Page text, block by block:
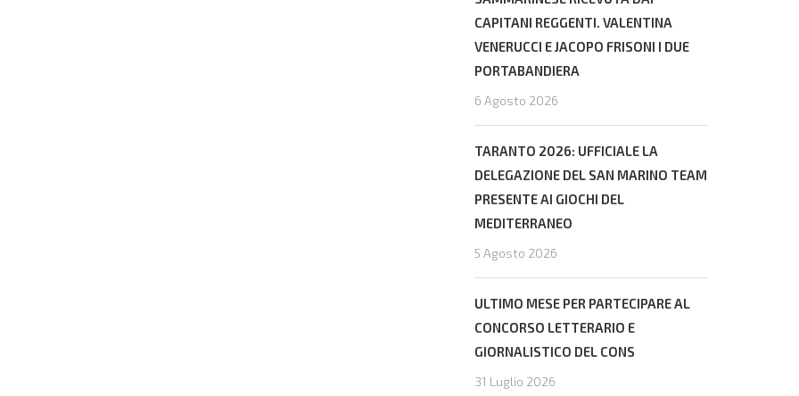
CAPITANI REGGENTI. VALENTINA
VENERUCCI E JACOPO FRISONI I DUE
PORTABANDIERA
6 Agosto 2026
TARANTO 2026: UFFICIALE LA
DELEGAZIONE DEL SAN MARINO TEAM
PRESENTE AI GIOCHI DEL
MEDITERRANEO
5 Agosto 2026
ULTIMO MESE PER PARTECIPARE AL
CONCORSO LETTERARIO E
GIORNALISTICO DEL CONS
31 Luglio 2026